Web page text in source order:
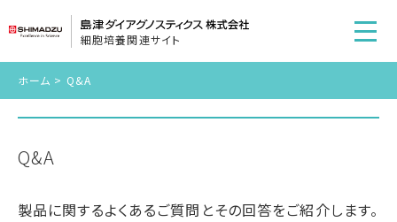
細胞培養関連サイト
ホーム > Q&A
Q&A
製品に関するよくあるご質問とその回答をご紹介します。